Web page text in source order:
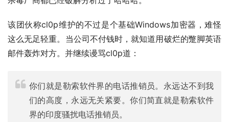
该团伙称cl0p维护的不过是个基础Windows加密器，难怪
这么无足轻重。当公司不付钱时，就知道用破烂的蹩脚英语
邮件轰炸对方。并继续谩骂cl0p道：
你们就是勒索软件界的电话推销员。永远达不到我
们的高度，永远无关紧要。你们简直就是勒索软件
界的印度骚扰电话推销员。